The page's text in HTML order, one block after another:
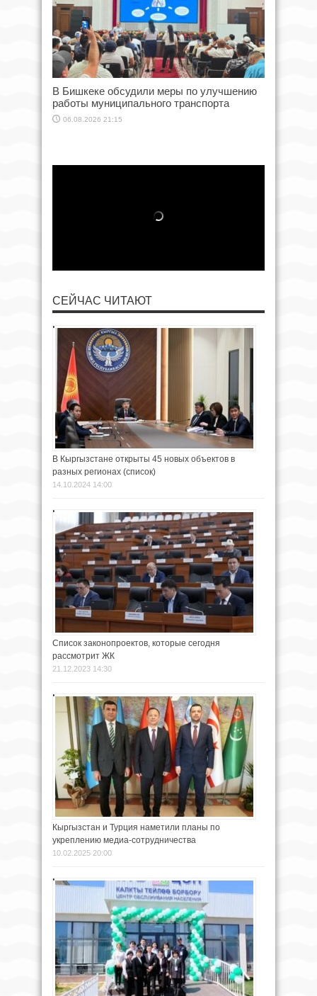
В Бишкеке обсудили меры по улучшению
работы муниципального транспорта
06.08.2026 21:15
СЕЙЧАС ЧИТАЮТ
В Кыргызстане открыты 45 новых объектов в
разных регионах (список)
14.10.2024 14:00
Список законопроектов, которые сегодня
рассмотрит ЖК
21.12.2023 14:30
Кыргызстан и Турция наметили планы по
укреплению медиа-сотрудничества
10.02.2025 20:00